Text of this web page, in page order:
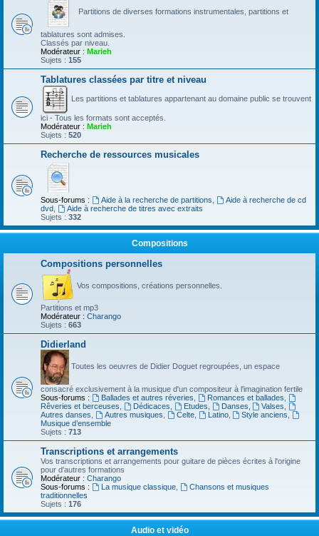
Partitions de diverses formations instrumentales, partitions et
tablatures sont admises.
Classés par niveau.
Modérateur : Marieh
Sujets : 155
Tablatures classées par titre et niveau
Les partitions et tablatures appartenant au domaine public se trouvent
ici - Tous les formats sont acceptés.
Modérateur : Marieh
Sujets : 520
Recherche de ressources musicales
Sous-forums : Aide à la recherche de partitions
Aide à recherche de cd
dvd
Aide à recherche de titres avec extraits
Sujets : 332
Compositions
Compositions personnelles
Vos compositions, créations personnelles.
Partitions et mp3
Modérateur : Charango
Sujets : 663
Didierland
Toutes les oeuvres de Didier Doguet regroupées, un espace
consacré exclusivement à la musique d'un compositeur à l'imagination fertile
Sous-forums :
Ballades et autres réveries Romances et ballades
Rêveries et berceuses
Dédicaces Etudes Danses Valses
Autres danses
Autres musiques Celte, Latino, Style anciens
Musique d’ensemble
Sujets : 713
Transcriptions et arrangements
Vos transcriptions et arrangements pour guitare de pièces écrites à l'origine
pour d'autres formations
Modérateur : Charango
Sous-forums :
La musique classique,
Chansons et musiques
traditionnelles
Sujets : 176
Audio et vidéo